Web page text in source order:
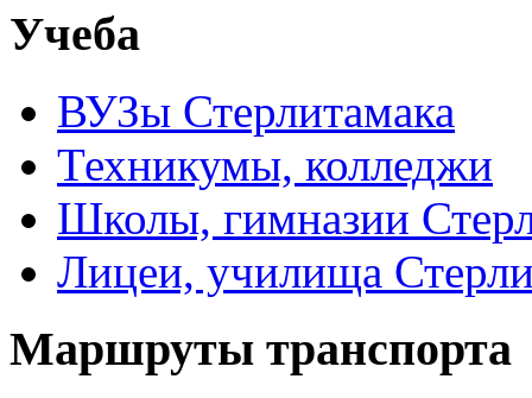
Учеба
ВУЗы Стерлитамака
Техникумы, колледжи
Школы, гимназии
Лицеи, училища
Маршруты транспорта